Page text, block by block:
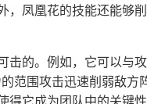
，凤凰花的技能还能够
的。例如，它可以与
范围攻击迅速削弱敌方